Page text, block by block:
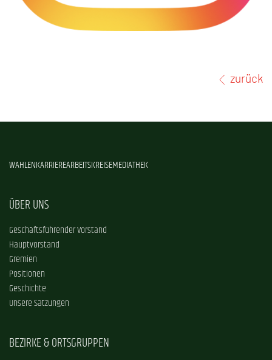
zurück
WAHLENKARRIEREARBEITSKREISEMEDIATHEK
ÜBER UNS
Geschäftsführender Vorstand
Hauptvorstand
Gremien
Positionen
Geschichte
Unsere Satzungen
BEZIRKE & ORTSGRUPPEN